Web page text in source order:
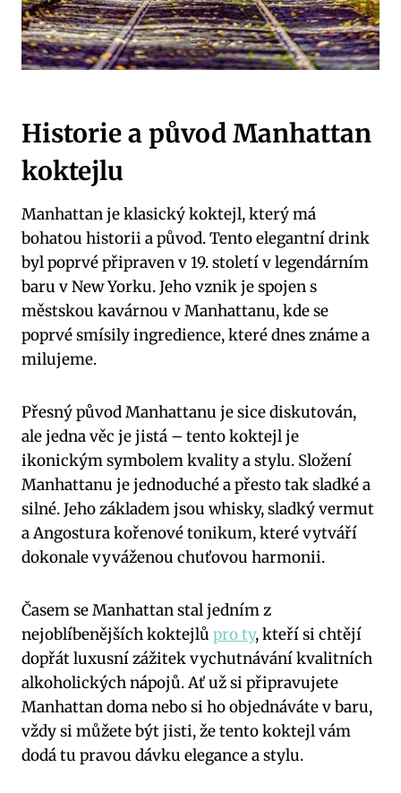
Historie a původ Manhattan
koktejlu
Manhattan je klasický koktejl, který má
bohatou historii a původ. Tento elegantní drink
byl poprvé připraven v 19. století v legendárním
baru v New Yorku. Jeho vznik je spojen s
městskou kavárnou v Manhattanu, kde se
poprvé smísily ingredience, které dnes známe a
milujeme.
Přesný původ Manhattanu je sice diskutován,
ale jedna věc je jistá – tento koktejl je
ikonickým symbolem kvality a stylu. Složení
Manhattanu je jednoduché a přesto tak sladké a
silné. Jeho základem jsou whisky, sladký vermut
a Angostura kořenové tonikum, které vytváří
dokonale vyváženou chuťovou harmonii.
Časem se Manhattan stal jedním z
nejoblíbenějších koktejlů pro ty, kteří si chtějí
dopřát luxusní zážitek vychutnávání kvalitních
alkoholických nápojů. Ať už si připravujete
Manhattan doma nebo si ho objednáváte v baru,
vždy si můžete být jisti, že tento koktejl vám
dodá tu pravou dávku elegance a stylu.